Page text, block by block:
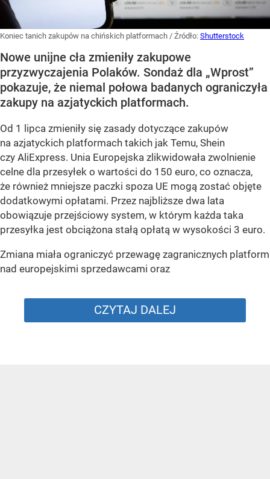
Koniec tanich zakupów na chińskich platformach / Źródło: Shutterstock
Nowe unijne cła zmieniły zakupowe
przyzwyczajenia Polaków. Sondaż dla „Wprost”
pokazuje, że niemal połowa badanych ograniczyła
zakupy na azjatyckich platformach.
Od 1 lipca zmieniły się zasady dotyczące zakupów
na azjatyckich platformach takich jak Temu, Shein
czy AliExpress. Unia Europejska zlikwidowała zwolnienie
celne dla przesyłek o wartości do 150 euro, co oznacza,
że również mniejsze paczki spoza UE mogą zostać objęte
dodatkowymi opłatami. Przez najbliższe dwa lata
obowiązuje przejściowy system, w którym każda taka
przesyłka jest obciążona stałą opłatą w wysokości 3 euro.
Zmiana miała ograniczyć przewagę zagranicznych platform
nad europejskimi sprzedawcami oraz
CZYTAJ DALEJ